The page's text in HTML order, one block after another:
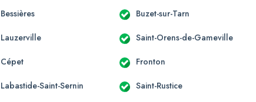
Bessières Buzet-sur-Tarn
Lauzerville Saint-Orens-de-Gameville
Cépet Fronton
Labastide-Saint-Sernin Saint-Rustice